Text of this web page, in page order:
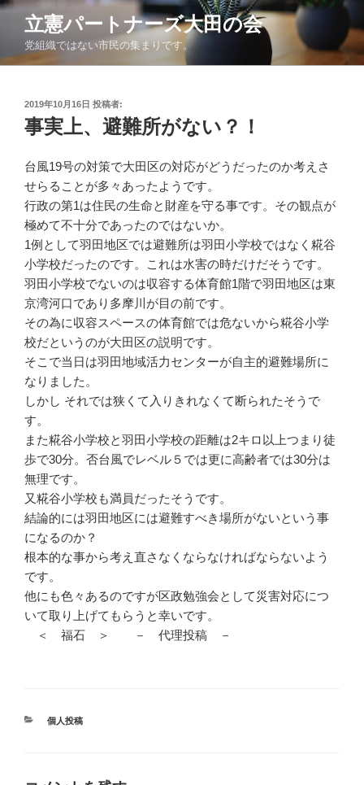
コ
ン
立憲パートナーズ大田の会
党組織ではない市民の集まりです。
投
稿
日:
2019年10月16日 投稿者:
事実上、避難所がない？！
台風19号の対策で大田区の対応がどうだったのか考えさ
せらることが多々あったようです。
行政の第1は住民の生命と財産を守る事です。その観点が
極めて不十分であったのではないか。
1例として羽田地区では避難所は羽田小学校ではなく糀谷
小学校だったのです。これは水害の時だけだそうです。
羽田小学校でないのは収容する体育館1階で羽田地区は東
京湾河口であり多摩川が目の前です。
その為に収容スペースの体育館では危ないから糀谷小学
校だというのが大田区の説明です。
そこで当日は羽田地域活力センターが自主的避難場所に
なりました。
しかし それでは狭くて入りきれなくて断られたそうで
す。
また糀谷小学校と羽田小学校の距離は2キロ以上つまり徒
歩で30分。否台風でレベル５では更に高齢者では30分は
無理です。
又糀谷小学校も満員だったそうです。
結論的には羽田地区には避難すべき場所がないという事
になるのか？
根本的な事から考え直さなくならなければならないよう
です。
他にも色々あるのですが区政勉強会として災害対応につ
いて取り上げてもらうと幸いです。
＜ 福石 ＞ － 代理投稿 －
カ
個人投稿